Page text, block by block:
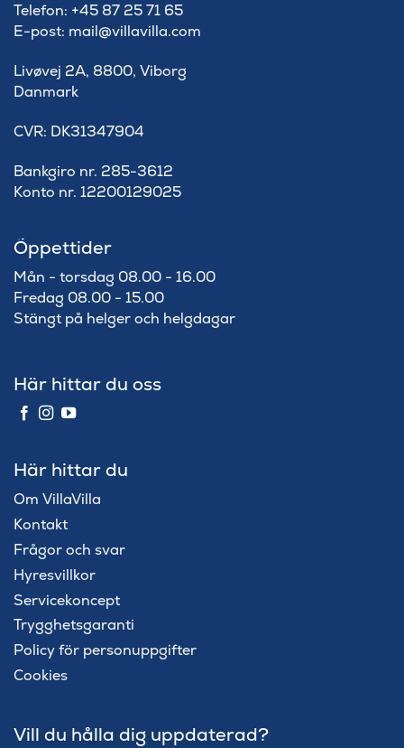
Telefon: +45 87 25 71 65
E-post: mail@villavilla.com
Livøvej 2A, 8800, Viborg
Danmark
​CVR: DK31347904
Bankgiro nr. 285-3612
Konto nr. 12200129025
Öppettider
Mån - torsdag 08.00 - 16.00
Fredag 08.00 - 15.00
Stängt på helger och helgdagar
Här hittar du oss
Här hittar du
Om VillaVilla
Kontakt
Frågor och svar
Hyresvillkor
Servicekoncept
Trygghetsgaranti
Policy för personuppgifter
Cookies
Vill du hålla dig uppdaterad?